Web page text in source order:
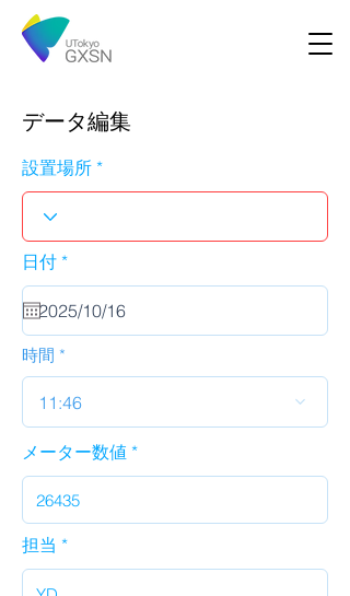
データ編集
設置場所
日付 *r
u
i
d
時間
11:46
メーター数値
担当